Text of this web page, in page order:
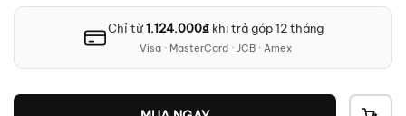
Chỉ từ1.124.000₫ khi trả góp 12 tháng
Visa · MasterCard · JCB · Amex